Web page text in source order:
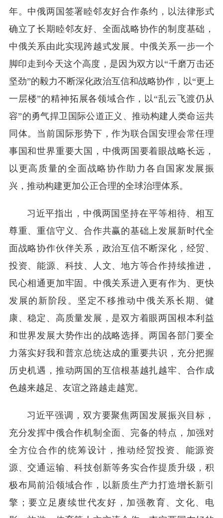
年。中俄两国签署睦邻友好合作条约，以法律形式
确立了长期睦邻友好、全面战略协作的制度基础，
中俄关系由此实现跨越式发展。中俄关系一步一个
脚印走到今天这个高度，是因为双方以“千磨万击还
坚劲”的毅力不断深化政治互信和战略协作，以“更上
一层楼”的精神拓展各领域合作，以“乱云飞渡仍从
容”的勇气捍卫国际公道正义、推动构建人类命运共
同体。当前国际形势下，作为联合国安理会常任理
事国和世界重要大国，中俄两国要着眼战略长远，
以更高质量的全面战略协作助力各自国家发展振
兴，推动构建更加公正合理的全球治理体系。
习近平指出，中俄两国坚持在平等相待、相互
尊重、重信守义、合作共赢的基础上发展新时代全
面战略协作伙伴关系，政治互信不断深化，经贸、
投资、能源、科技、人文、地方等合作持续推进，
民心相通更加牢固。中俄关系进入更有作为、更快
发展的新阶段。坚定不移推动中俄关系长期、健
康、稳定、高质量发展，是双方着眼两国根本利益
和世界发展大势作出的战略选择。两国各部门要全
力落实好我和普京总统达成的重要共识，充分把握
历史机遇，推动两国的互信根基越扎越牢、合作成
色越来越足、友谊之路越走越宽。
习近平强调，双方要聚焦两国发展振兴目标，
充分发挥中俄合作机制全面、完备的特点，加强对
全方位合作的统筹设计，推动经贸投资、能源资
源、交通运输、科技创新等务实合作提质升级，积
极布局前沿领域合作，以新质生产力打造增长新引
擎；要立足赓续世代友好，加强教育、文化、电